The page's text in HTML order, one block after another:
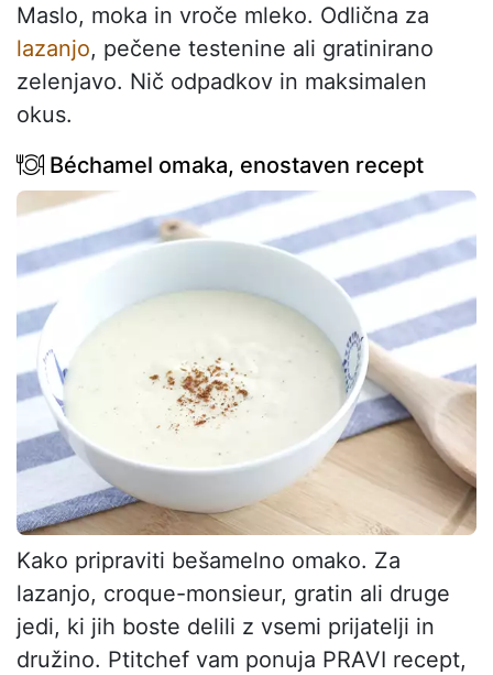
Maslo, moka in vroče mleko. Odlična za
lazanjo, pečene testenine ali gratinirano
zelenjavo. Nič odpadkov in maksimalen
okus.
Béchamel omaka, enostaven recept
Kako pripraviti bešamelno omako. Za
lazanjo, croque-monsieur, gratin ali druge
jedi, ki jih boste delili z vsemi prijatelji in
družino. Ptitchef vam ponuja PRAVI recept,